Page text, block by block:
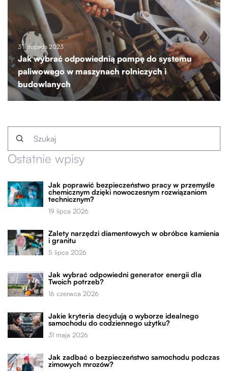
3 listopada 2023
Jak wybrać odpowiednią pompę do systemu
paliwowego w maszynach rolniczych i
budowlanych
Ostatnie wpisy
Jak poprawić bezpieczeństwo pracy w przemyśle
chemicznym dzięki nowoczesnym rozwiązaniom
technicznym?
19 lipca 2026
Zalety narzędzi diamentowych w obróbce kamienia
i granitu
5 lipca 2026
Jak wybrać odpowiedni generator energii dla
Twoich potrzeb?
16 czerwca 2026
Jakie kryteria decydują o wyborze idealnego
samochodu do codziennego użytku?
31 maja 2026
Jak zadbać o bezpieczeństwo samochodu podczas
zimowych mrozów?